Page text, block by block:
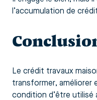
l’accumulation de
Le crédit travaux
transformer, améliorer
condition d’être utilisé